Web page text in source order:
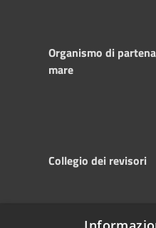
Organismo di
mare
Collegio dei revisori